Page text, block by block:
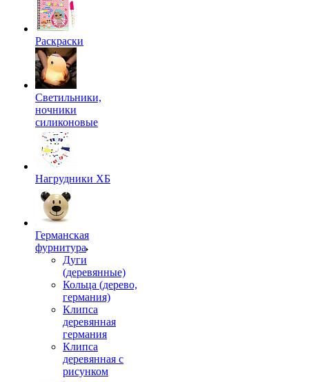
Раскраски
Светильники,
ночники
силиконовые
Нагрудники ХБ
Германская
фурнитура
Дуги
(деревянные)
Кольца (дерево,
германия)
Клипса
деревянная
германия
Клипса
деревянная с
рисунком